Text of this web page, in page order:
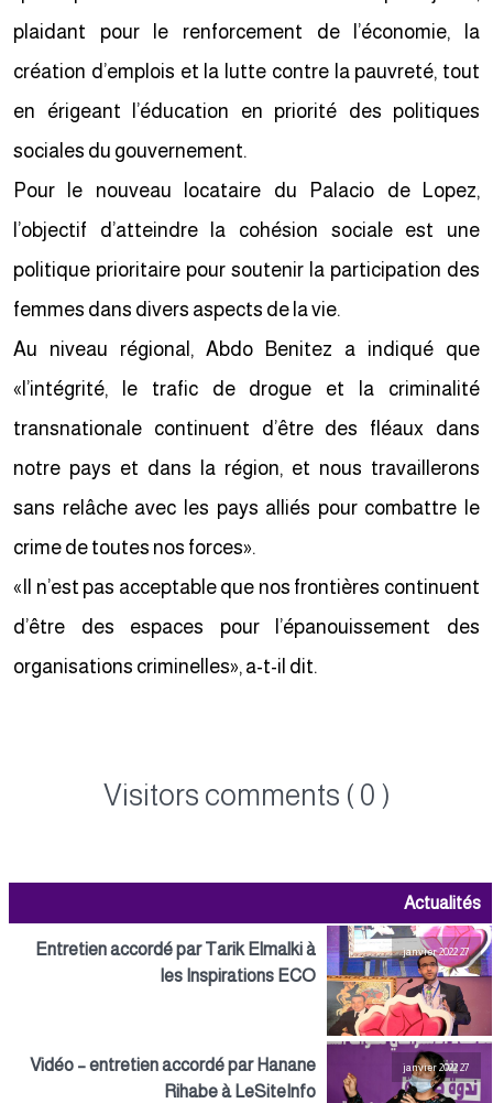
plaidant pour le renforcement de l’économie, la
création d’emplois et la lutte contre la pauvreté, tout
en érigeant l’éducation en priorité des politiques
sociales du gouvernement.
Pour le nouveau locataire du Palacio de Lopez,
l’objectif d’atteindre la cohésion sociale est une
politique prioritaire pour soutenir la participation des
femmes dans divers aspects de la vie.
Au niveau régional, Abdo Benitez a indiqué que
«l’intégrité, le trafic de drogue et la criminalité
transnationale continuent d’être des fléaux dans
notre pays et dans la région, et nous travaillerons
sans relâche avec les pays alliés pour combattre le
crime de toutes nos forces».
«Il n’est pas acceptable que nos frontières continuent
d’être des espaces pour l’épanouissement des
organisations criminelles», a-t-il dit.
Visitors comments ( 0 )
Actualités
27 janvier 2022
Entretien accordé par Tarik Elmalki à
les Inspirations ECO
27 janvier 2022
Vidéo – entretien accordé par Hanane
Rihabe à LeSiteInfo